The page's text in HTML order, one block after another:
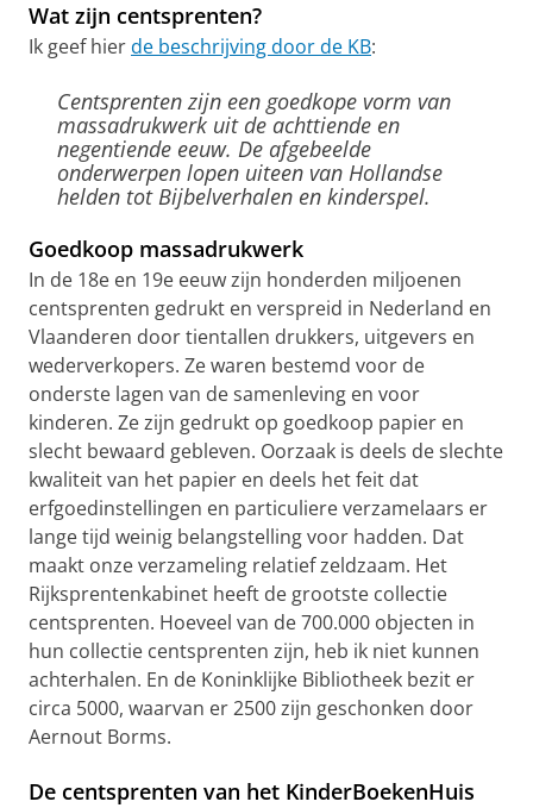
Wat zijn centsprenten?
Ik geef hierde beschrijving door de KB:
Centsprenten zijn een goedkope vorm van
massadrukwerk uit de achttiende en
negentiende eeuw. De afgebeelde
onderwerpen lopen uiteen van Hollandse
helden tot Bijbelverhalen en kinderspel.
Goedkoop massadrukwerk
In de 18e en 19e eeuw zijn honderden miljoenen
centsprenten gedrukt en verspreid in Nederland en
Vlaanderen door tientallen drukkers, uitgevers en
wederverkopers. Ze waren bestemd voor de
onderste lagen van de samenleving en voor
kinderen. Ze zijn gedrukt op goedkoop papier en
slecht bewaard gebleven. Oorzaak is deels de slechte
kwaliteit van het papier en deels het feit dat
erfgoedinstellingen en particuliere verzamelaars er
lange tijd weinig belangstelling voor hadden. Dat
maakt onze verzameling relatief zeldzaam. Het
Rijksprentenkabinet heeft de grootste collectie
centsprenten. Hoeveel van de 700.000 objecten in
hun collectie centsprenten zijn, heb ik niet kunnen
achterhalen. En de Koninklijke Bibliotheek bezit er
circa 5000, waarvan er 2500 zijn geschonken door
Aernout Borms.
De centsprenten van het KinderBoekenHuis